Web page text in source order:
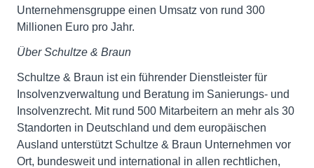
Unternehmensgruppe einen Umsatz von rund 300
Millionen Euro pro Jahr.
Über Schultze & Braun
Schultze & Braun ist ein führender Dienstleister für
Insolvenzverwaltung und Beratung im Sanierungs- und
Insolvenzrecht. Mit rund 500 Mitarbeitern an mehr als 30
Standorten in Deutschland und dem europäischen
Ausland unterstützt Schultze & Braun Unternehmen vor
Ort, bundesweit und international in allen rechtlichen,